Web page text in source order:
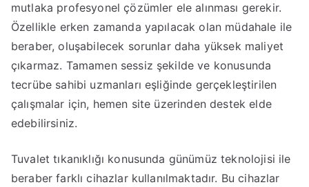
mutlaka profesyonel çözümler ele alınması gerekir.
Özellikle erken zamanda yapılacak olan müdahale ile
beraber, oluşabilecek sorunlar daha yüksek maliyet
çıkarmaz. Tamamen sessiz şekilde ve konusunda
tecrübe sahibi uzmanları eşliğinde gerçekleştirilen
çalışmalar için, hemen site üzerinden destek elde
edebilirsiniz.
Tuvalet tıkanıklığı konusunda günümüz teknolojisi ile
beraber farklı cihazlar kullanılmaktadır. Bu cihazlar